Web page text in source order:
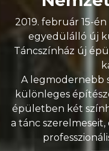
2019. február 15-
egyedülálló új
Táncszínház új
A legmodernebb
különleges
épületben két
a tánc